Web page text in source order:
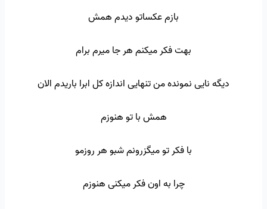
بازم عکساتو دیدم همش
بهت فکر میکنم هر جا میرم برام
دیگه نایی نمونده من تنهایی اندازه کل ابرا باریدم الان
همش با تو هنوزم
با فکر تو میگزرونم شبو هر روزمو
چرا به اون فکر میکنی هنوزم